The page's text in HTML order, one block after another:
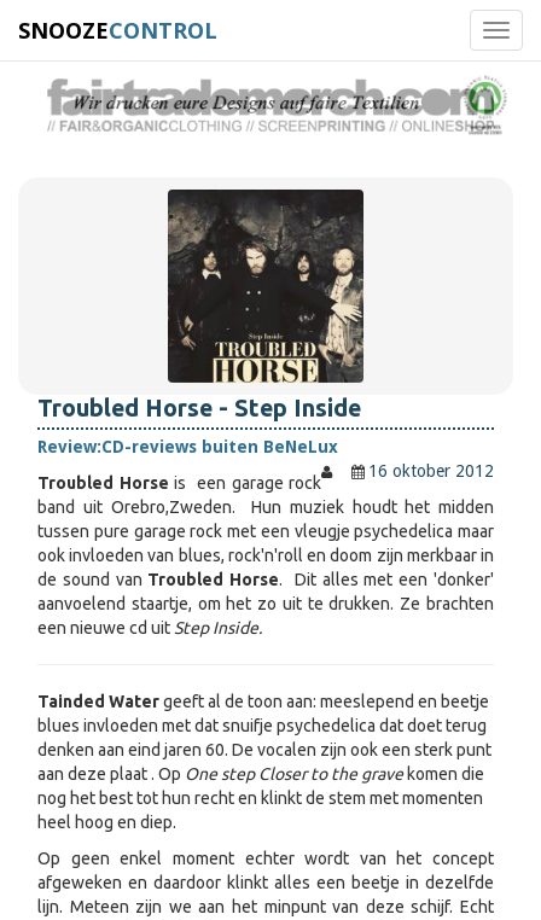
SNOOZECONTROL
Troubled Horse - Step Inside
Review:CD-reviews buiten BeNeLux
16 oktober 2012
Troubled Horse is een garage rock
band uit Orebro,Zweden. Hun muziek houdt het midden
tussen pure garage rock met een vleugje psychedelica maar
ook invloeden van blues, rock'n'roll en doom zijn merkbaar in
de sound van Troubled Horse. Dit alles met een 'donker'
aanvoelend staartje, om het zo uit te drukken. Ze brachten
een nieuwe cd uit Step Inside.
Tainded Watergeeft al de toon aan: meeslepend en beetje
blues invloeden met dat snuifje psychedelica dat doet terug
denken aan eind jaren 60. De vocalen zijn ook een sterk punt
aan deze plaat . Op One step Closer to the gravekomen die
nog het best tot hun recht en klinkt de stem met momenten
heel hoog en diep.
Op geen enkel moment echter wordt van het concept
afgeweken en daardoor klinkt alles een beetje in dezelfde
lijn. Meteen zijn we aan het minpunt van deze schijf. Echt